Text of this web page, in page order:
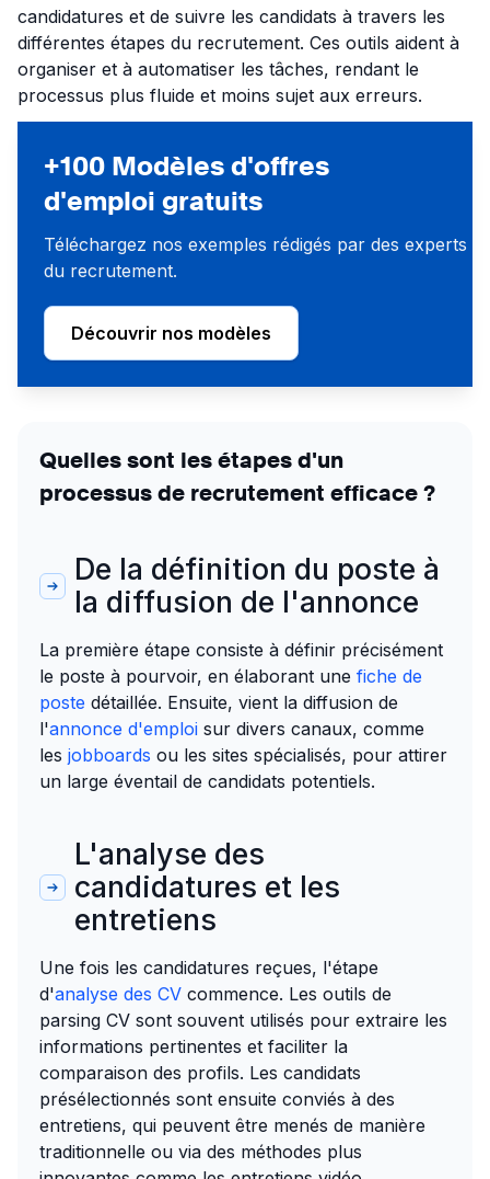
candidatures et de suivre les candidats à travers les
différentes étapes du recrutement. Ces outils aident à
organiser et à automatiser les tâches, rendant le
processus plus fluide et moins sujet aux erreurs.
+100 Modèles d'offres
d'emploi gratuits
Téléchargez nos exemples rédigés par des experts
du recrutement.
Découvrir nos modèles
Quelles sont les étapes d'un
processus de recrutement efficace ?
De la définition du poste à
la diffusion de l'annonce
La première étape consiste à définir précisément
le poste à pourvoir, en élaborant une fiche de
poste détaillée. Ensuite, vient la diffusion de
l'annonce d'emploi sur divers canaux, comme
les jobboards ou les sites spécialisés, pour attirer
un large éventail de candidats potentiels.
L'analyse des
candidatures et les
entretiens
Une fois les candidatures reçues, l'étape
d'analyse des CV commence. Les outils de
parsing CV sont souvent utilisés pour extraire les
informations pertinentes et faciliter la
comparaison des profils. Les candidats
présélectionnés sont ensuite conviés à des
entretiens, qui peuvent être menés de manière
traditionnelle ou via des méthodes plus